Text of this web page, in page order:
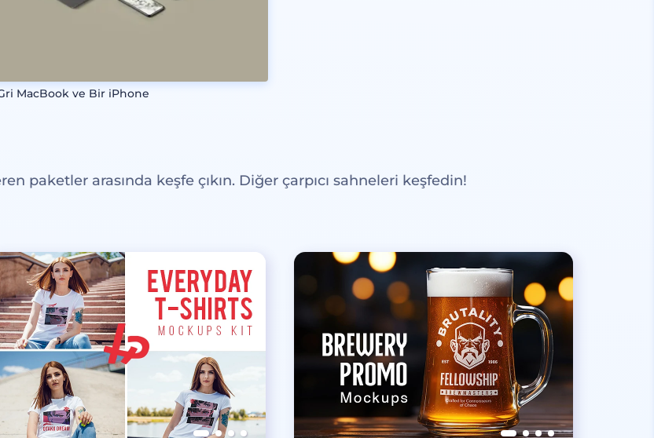
MacBook ve Bir iPhone
paketler arasında keşfe çıkın. Diğer çarpıcı sahneleri keşfedin!